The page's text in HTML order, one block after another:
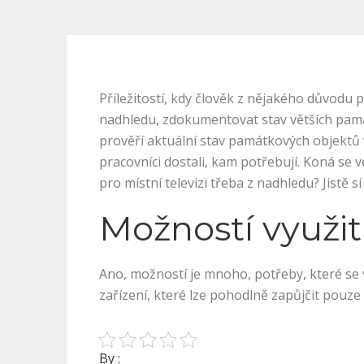
Příležitostí, kdy člověk z nějakého důvodu
nadhledu, zdokumentovat stav větších
prověří aktuální stav památkových
pracovníci dostali, kam potřebují. Koná se
pro místní televizi třeba z nadhledu? Jistě
Možností
Ano, možností je mnoho, potřeby, které
zařízení, které lze pohodlně zapůjčit
By :